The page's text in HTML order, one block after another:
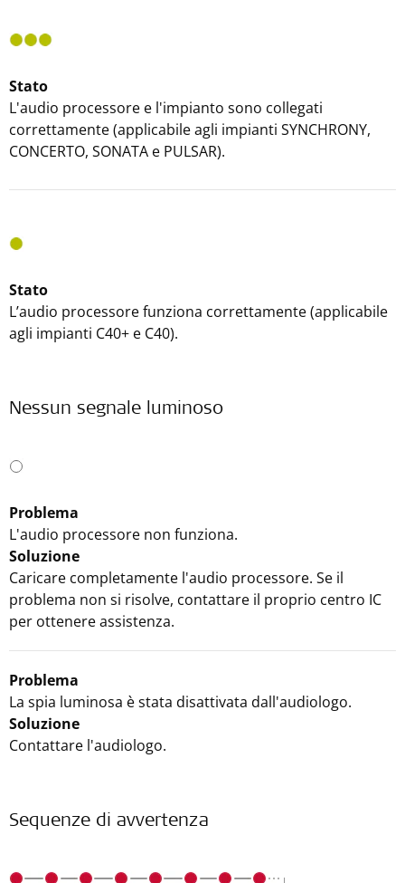
Stato
L'audio processore e l'impianto sono collegati
correttamente (applicabile agli impianti SYNCHRONY,
CONCERTO, SONATA e PULSAR).
Stato
L’audio processore funziona correttamente (applicabile
agli impianti C40+ e C40).
Nessun segnale luminoso
Problema
L'audio processore non funziona.
Soluzione
Caricare completamente l'audio processore. Se il
problema non si risolve, contattare il proprio centro IC
per ottenere assistenza.
Problema
La spia luminosa è stata disattivata dall'audiologo.
Soluzione
Contattare l'audiologo.
Sequenze di avvertenza